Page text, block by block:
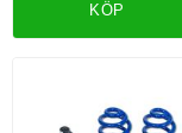
KÖP